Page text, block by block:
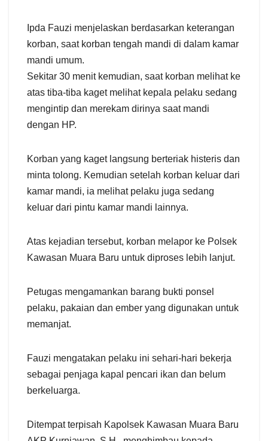
Ipda Fauzi menjelaskan berdasarkan keterangan
korban, saat korban tengah mandi di dalam kamar
mandi umum.
Sekitar 30 menit kemudian, saat korban melihat ke
atas tiba-tiba kaget melihat kepala pelaku sedang
mengintip dan merekam dirinya saat mandi
dengan HP.
Korban yang kaget langsung berteriak histeris dan
minta tolong. Kemudian setelah korban keluar dari
kamar mandi, ia melihat pelaku juga sedang
keluar dari pintu kamar mandi lainnya.
Atas kejadian tersebut, korban melapor ke Polsek
Kawasan Muara Baru untuk diproses lebih lanjut.
Petugas mengamankan barang bukti ponsel
pelaku, pakaian dan ember yang digunakan untuk
memanjat.
Fauzi mengatakan pelaku ini sehari-hari bekerja
sebagai penjaga kapal pencari ikan dan belum
berkeluarga.
Ditempat terpisah Kapolsek Kawasan Muara Baru